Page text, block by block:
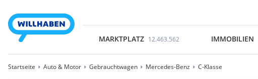
MARKTPLATZ 12.463.562 IMMOBILIEN
Startseite Auto & Motor Gebrauchtwagen Mercedes-Benz C-Klasse